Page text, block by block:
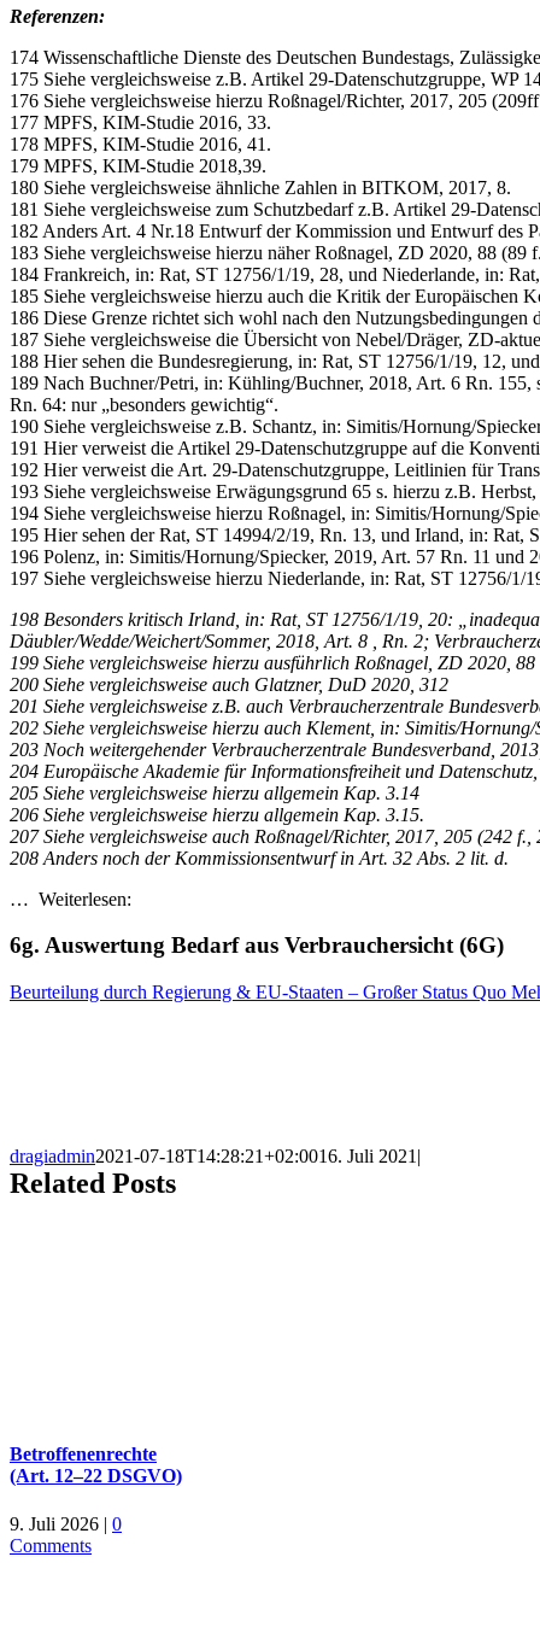
Referenzen:
174 Wissenschaftliche Dienste des Deutschen Bundestags,
175 Siehe vergleichsweise z.B. Artikel 29-Datenschutzgruppe, WP
176 Siehe vergleichsweise hierzu Roßnagel/Richter, 2017, 205
177 MPFS, KIM-Studie 2016, 33.
178 MPFS, KIM-Studie 2016, 41.
179 MPFS, KIM-Studie 2018,39.
180 Siehe vergleichsweise ähnliche Zahlen in BITKOM, 2017, 8.
181 Siehe vergleichsweise zum Schutzbedarf z.B. Artikel 29-
182 Anders Art. 4 Nr.18 Entwurf der Kommission und Entwurf des
183 Siehe vergleichsweise hierzu näher Roßnagel, ZD 2020, 88
184 Frankreich, in: Rat, ST 12756/1/19, 28, und Niederlande, in:
185 Siehe vergleichsweise hierzu auch die Kritik der Europäischen
186 Diese Grenze richtet sich wohl nach den Nutzungsbedingungen
187 Siehe vergleichsweise die Übersicht von Nebel/Dräger, ZD-
188 Hier sehen die Bundesregierung, in: Rat, ST 12756/1/19, 12,
189 Nach Buchner/Petri, in: Kühling/Buchner, 2018, Art. 6 Rn.
Rn. 64: nur „besonders gewichtig“.
190 Siehe vergleichsweise z.B. Schantz, in: Simitis/Hornung/
191 Hier verweist die Artikel 29-Datenschutzgruppe auf die
192 Hier verweist die Art. 29-Datenschutzgruppe, Leitlinien für
193 Siehe vergleichsweise Erwägungsgrund 65 s. hierzu z.B.
194 Siehe vergleichsweise hierzu Roßnagel, in: Simitis/Hornung/
195 Hier sehen der Rat, ST 14994/2/19, Rn. 13, und Irland, in:
196 Polenz, in: Simitis/Hornung/Spiecker, 2019, Art. 57 Rn. 11 und
197 Siehe vergleichsweise hierzu Niederlande, in: Rat, ST 12756/1/
198 Besonders kritisch Irland, in: Rat, ST 12756/1/19, 20:
Däubler/Wedde/Weichert/Sommer, 2018, Art. 8 , Rn. 2;
199 Siehe vergleichsweise hierzu ausführlich Roßnagel, ZD 2020,
200 Siehe vergleichsweise auch Glatzner, DuD 2020, 312
201 Siehe vergleichsweise z.B. auch Verbraucherzentrale
202 Siehe vergleichsweise hierzu auch Klement, in: Simitis/
203 Noch weitergehender Verbraucherzentrale Bundesverband,
204 Europäische Akademie für Informationsfreiheit und
205 Siehe vergleichsweise hierzu allgemein Kap. 3.14
206 Siehe vergleichsweise hierzu allgemein Kap. 3.15.
207 Siehe vergleichsweise auch Roßnagel/Richter, 2017, 205 (242 f.,
208 Anders noch der Kommissionsentwurf in Art. 32 Abs. 2 lit. d.
… Weiterlesen:
6g. Auswertung Bedarf aus Verbrauchersicht (6G)
Beurteilung durch Regierung & EU-Staaten – Großer Status Quo
dragiadmin2021-07-18T14:28:21+02:0016. Juli 2021 |
Related Posts
Betroffenenrechte
(Art. 12–22 DSGVO)
9. Juli 2026 | 0
Comments